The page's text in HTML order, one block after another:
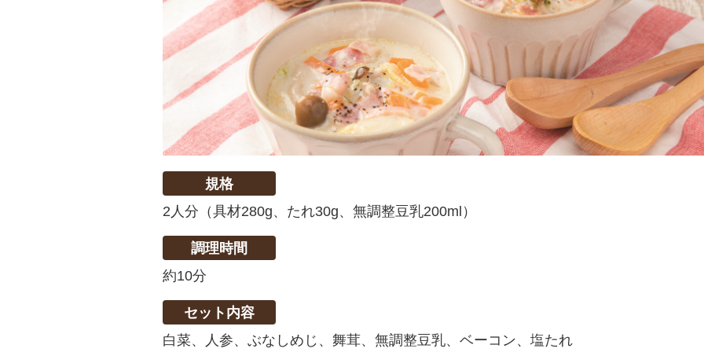
規格
2人分（具材280g、たれ30g、無調整豆乳200ml）
調理時間
約10分
セット内容
白菜、人参、ぶなしめじ、舞茸、無調整豆乳、ベーコン、塩たれ